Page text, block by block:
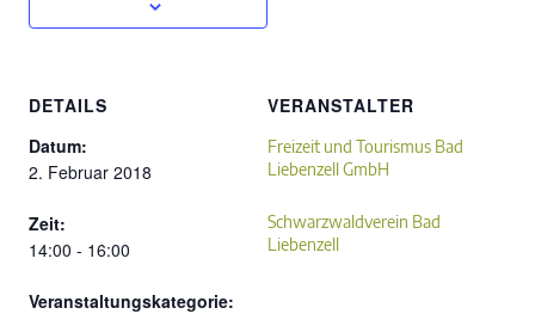
DETAILS
Datum:
2. Februar 2018
Zeit:
14:00 - 16:00
Veranstaltungskategorie:
VERANSTALTER
Freizeit und Tourismus Bad
Liebenzell GmbH
Schwarzwaldverein Bad
Liebenzell